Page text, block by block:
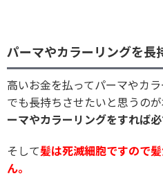
パーマやカラーリングを長
高いお金を払ってパーマやカ
でも長持ちさせたいと思うのが
ーマやカラーリングをすれば必
そして髪は死滅細胞ですので
ん。